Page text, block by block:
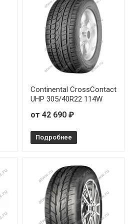
40R17 81W
40R17 84W
55R16 91W
35R18 84W
40R18 85W
215/55R16 97W
35R19 84W
Continental CrossContact
UHP 305/40R22 114W
от 42 690 ₽
Подробнее